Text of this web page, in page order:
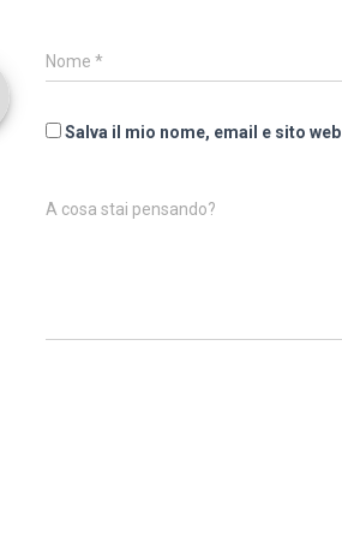
Nome *
Salva il mio nome, email e sito
A cosa stai pensando?